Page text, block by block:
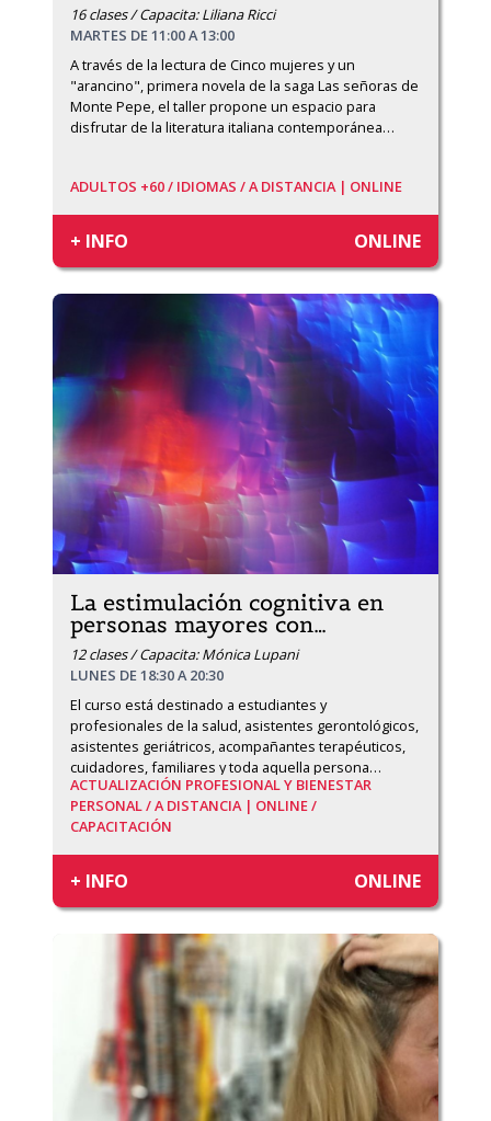
16 clases / Capacita: Liliana Ricci
MARTES DE 11:00 A 13:00
A través de la lectura de Cinco mujeres y un
"arancino", primera novela de la saga Las señoras de
Monte Pepe, el taller propone un espacio para
disfrutar de la literatura italiana contemporánea…
ADULTOS +60 / IDIOMAS /A DISTANCIA | ONLINE
+ INFO ONLINE
La estimulación cognitiva en
personas mayores con…
12 clases / Capacita: Mónica Lupani
LUNES DE 18:30 A 20:30
El curso está destinado a estudiantes y
profesionales de la salud, asistentes gerontológicos,
asistentes geriátricos, acompañantes terapéuticos,
cuidadores, familiares y toda aquella persona…
ACTUALIZACIÓN PROFESIONAL Y BIENESTAR
PERSONAL /A DISTANCIA | ONLINE /
CAPACITACIÓN
+ INFO ONLINE